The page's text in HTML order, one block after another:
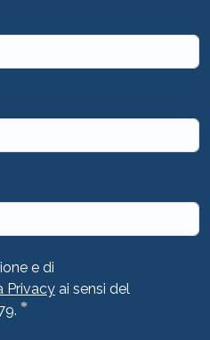
e di
Privacy ai sensi del
*